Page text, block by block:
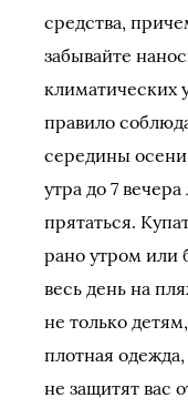
средства,
забывайте
климатических
правило
середины
утра до 7
прятаться.
рано утром или
весь день на
не только
плотная
не защитят вас